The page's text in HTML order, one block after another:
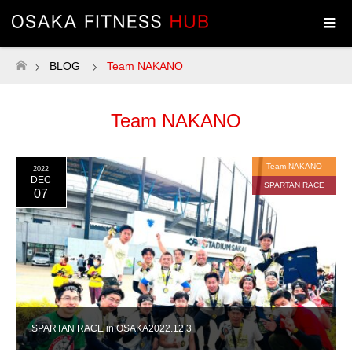
ホーム
BLOG Team NAKANO
Team NAKANO
SPARTAN RACE in OSAKA2022.12.3
2022
DEC
07
Team NAKANO
SPARTAN RACE